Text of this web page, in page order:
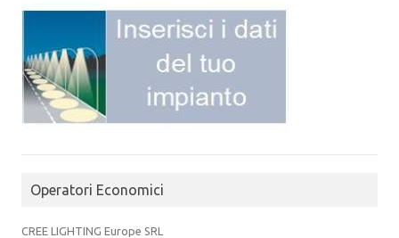
Operatori Economici
CREE LIGHTING Europe SRL